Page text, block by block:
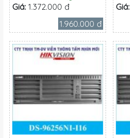
Giá: 1.372.000 đ
1.960.000 đ
Giá: